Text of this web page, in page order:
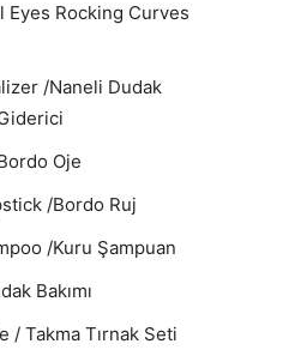
Eyes Rocking Curves
/Naneli Dudak
Oje
/Bordo Ruj
/Kuru Şampuan
Bakımı
/ Takma Tırnak Seti